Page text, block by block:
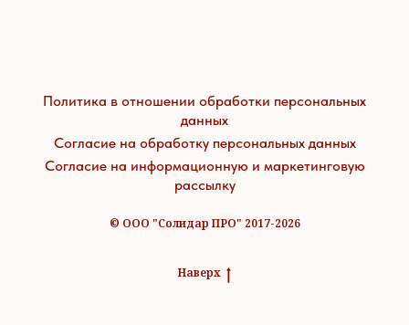
Политика в отношении обработки персональных
данных
Согласие на обработку персональных данных
Согласие на информационную и маркетинговую
рассылку
© ООО "Солидар ПРО" 2017-2026
Наверх